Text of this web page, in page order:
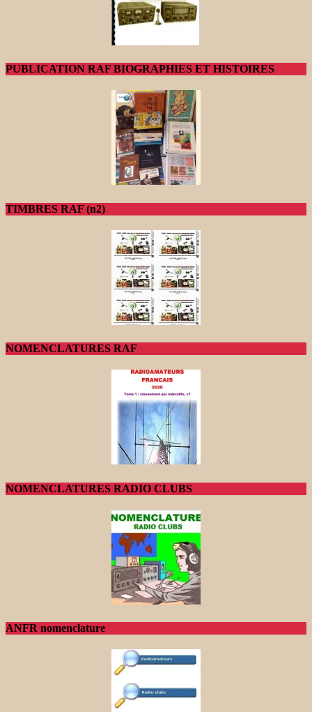
PUBLICATION RAF BIOGRAPHIES ET HISTOIRES
TIMBRES RAF (n2)
NOMENCLATURES RAF
NOMENCLATURES RADIO CLUBS
ANFR nomenclature